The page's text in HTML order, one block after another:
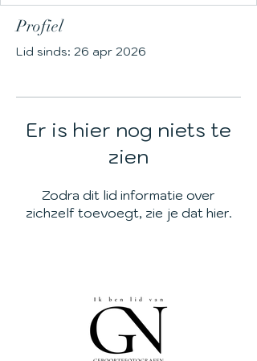
Profiel
Lid sinds: 26 apr 2026
Er is hier nog niets te
zien
Zodra dit lid informatie over
zichzelf toevoegt, zie je dat hier.